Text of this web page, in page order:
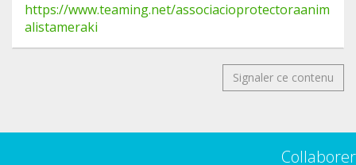
https://www.teaming.net/associacioprotectoraanim
alistameraki
Signaler ce contenu
Collaborer